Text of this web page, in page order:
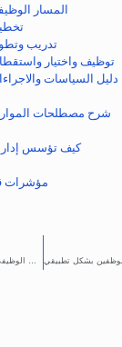
المسار
تدريب
توظيف واختيار
دليل السياسات
شرح مصطلحات الموارد
كيف تؤسس إدارة
مؤشرات
تصميم التحليل الوظيفي واخراج بطاقة الوصف الوظيفي والتوصيف الوظيفي الجزء الثاني